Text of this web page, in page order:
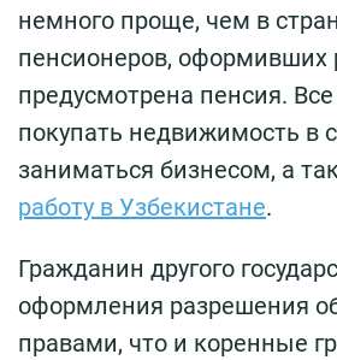
немного проще, чем в
пенсионеров, оформивших
предусмотрена пенсия.
покупать недвижимость в
заниматься бизнесом, а
работу в Узбекистане.
Гражданин другого
оформления разрешения
правами, что и коренные